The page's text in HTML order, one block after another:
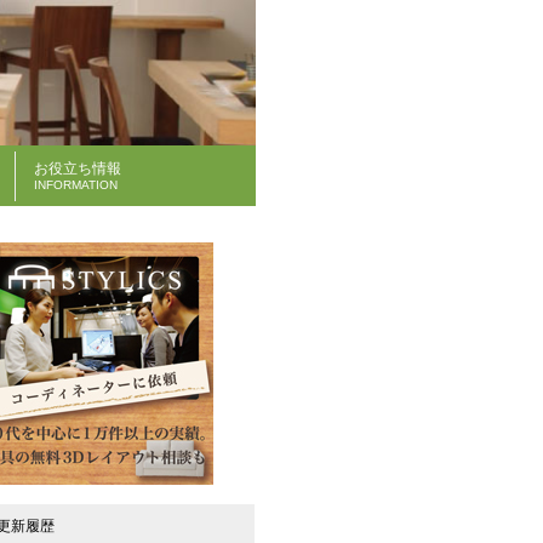
お役立ち情報
INFORMATION
新履歴